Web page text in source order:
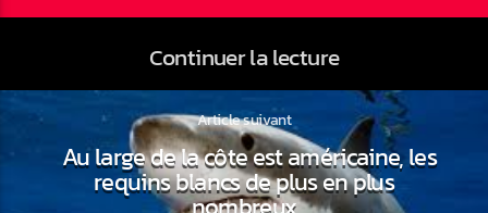
Continuer la lecture
Article suivant
Au large de la côte est américaine, les
requins blancs de plus en plus